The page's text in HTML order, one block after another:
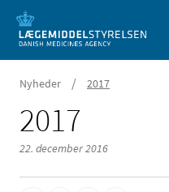
Nyheder / 2017
2017
22. december 2016